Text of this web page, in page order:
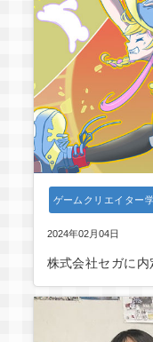
ゲームクリエイター
2024年02月04日
株式会社セガに